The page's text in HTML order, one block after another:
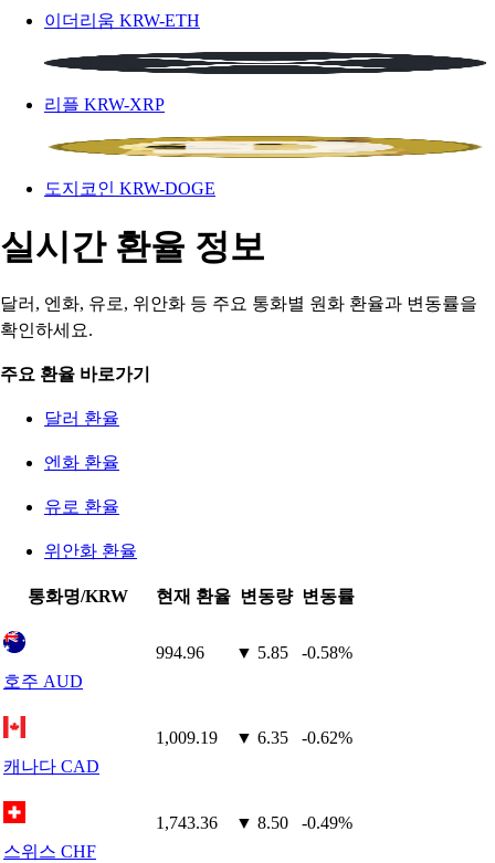
이더리움 KRW-ETH
리플 KRW-XRP
도지코인 KRW-DOGE
실시간 환율 정보
달러, 엔화, 유로, 위안화 등 주요 통화별 원화 환율과 변동률을
확인하세요.
주요 환율 바로가기
달러 환율
엔화 환율
유로 환율
위안화 환율
통화명/KRW 현재 환율 변동량 변동률
호주 AUD
994.96 ▼ 5.85 -0.58%
캐나다 CAD
1,009.19 ▼ 6.35 -0.62%
스위스 CHF
1,743.36 ▼ 8.50 -0.49%